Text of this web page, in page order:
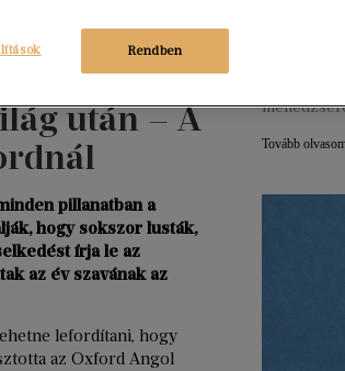
után – A
pillanatban a
hogy sokszor lusták,
írja le az
az év szavának az
lefordítani, hogy
az Oxford Angol
Egy erős
nem elég.
Tovább
Rendben